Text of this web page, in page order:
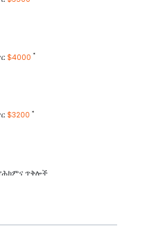
$4000 *
$3200 *
ጥቅሎች